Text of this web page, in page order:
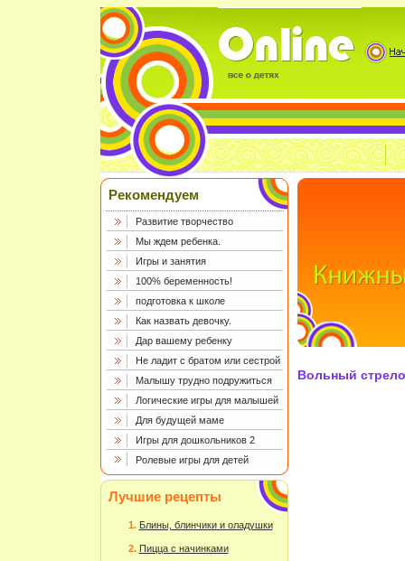
Рекомендуем
Развитие творчество
Мы ждем ребенка.
Игры и занятия
100% беременность!
подготовка к школе
Как назвать девочку.
Дар вашему ребенку
Не ладит с братом или сестрой
Малышу трудно подружиться
Логические игры для малышей
Для будущей маме
Игры для дошкольников 2
Ролевые игры для детей
Лучшие рецепты
Блины, блинчики и оладушки
Пицца с начинками
Вольный